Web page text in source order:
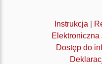
Instrukcja
Elektroniczna
Dostęp do